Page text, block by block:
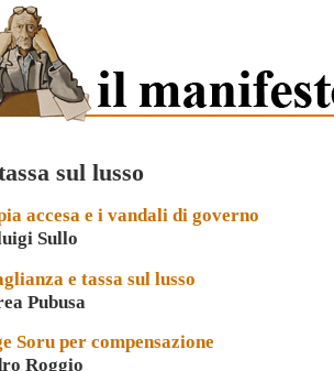
sul lusso
accesa e i vandali di governo
Sullo
e tassa sul lusso
Pubusa
Soru per compensazione
Roggio